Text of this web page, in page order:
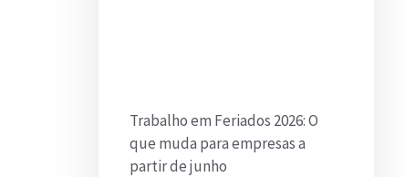
Trabalho em Feriados 2026: O
que muda para empresas a
partir de junho